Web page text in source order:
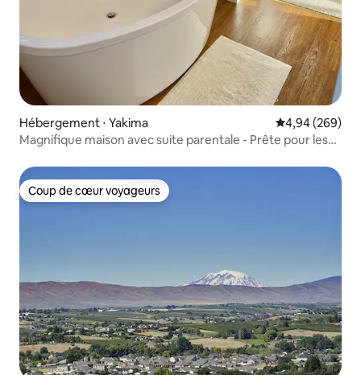
Hébergement ⋅ Yakima Évaluation
4,94 (269)
Magnifique maison avec suite parentale - Prête pour les
Coup de cœur voyageurs
Coup de cœur voyageurs